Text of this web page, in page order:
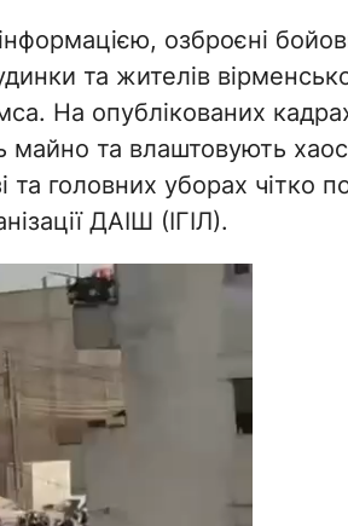
озброєні
та жителів
На опублікованих
майно та влаштовують
головних уборах чітко
ДАІШ (ІГІЛ).